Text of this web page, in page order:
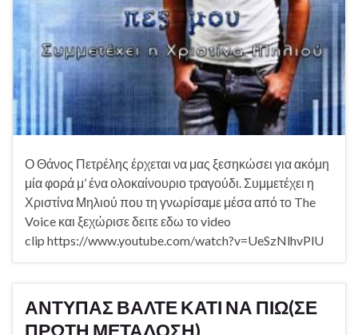
Ο Θάνος Πετρέλης έρχεται να μας ξεσηκώσει για ακόμη
μία φορά μ’ ένα ολοκαίνουριο τραγούδι. Συμμετέχει η
Χριστίνα Μηλιού που τη γνωρίσαμε μέσα από το The
Voice και ξεχώρισε δειτε εδω το video
clip https://www.youtube.com/watch?v=UeSzNlhvPlU
ΑΝΤΥΠΑΣ ΒΑΛΤΕ ΚΑΤΙ ΝΑ ΠΙΩ(ΣΕ
ΠΡΩΤΗ ΜΕΤΑΔΟΣΗ)